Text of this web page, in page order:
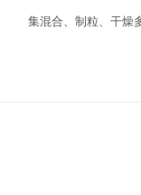
集混合、制粒、干燥